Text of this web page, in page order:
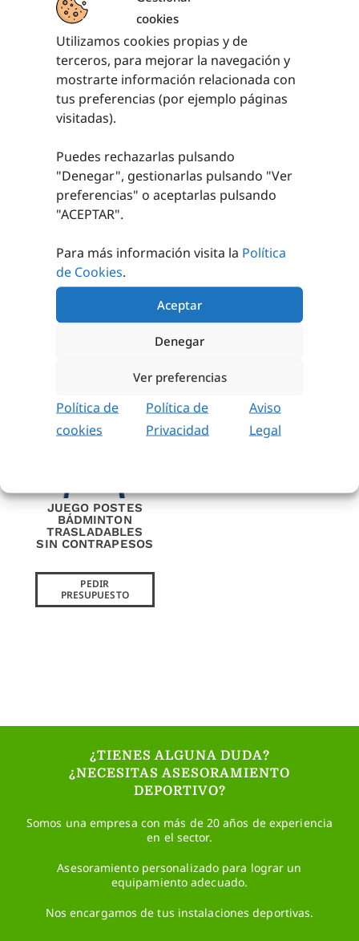
cookies
Utilizamos cookies propias y de
terceros, para mejorar la navegación y
mostrarte información relacionada con
tus preferencias (por ejemplo páginas
visitadas).
Puedes rechazarlas pulsando
"Denegar", gestionarlas pulsando "Ver
preferencias" o aceptarlas pulsando
"ACEPTAR".
Para más información visita la Política
de Cookies.
Aceptar
Denegar
Ver preferencias
Política de
cookies
Política de
Privacidad
Aviso
Legal
PRODUCTOS RELACIONADOS
JUEGO POSTES
TRASLADABLES
CON
CONTRAPESOS
PRESUPUESTO
70,72€ sin IVA
JUEGO POSTES
BÁDMINTON
TRASLADABLES
SIN CONTRAPESOS
PEDIR
PRESUPUESTO
¿TIENES ALGUNA DUDA?
¿NECESITAS ASESORAMIENTO
DEPORTIVO?
Somos una empresa con más de 20 años de experiencia
en el sector.
Asesoramiento personalizado para lograr un
equipamiento adecuado.
Nos encargamos de tus instalaciones deportivas.